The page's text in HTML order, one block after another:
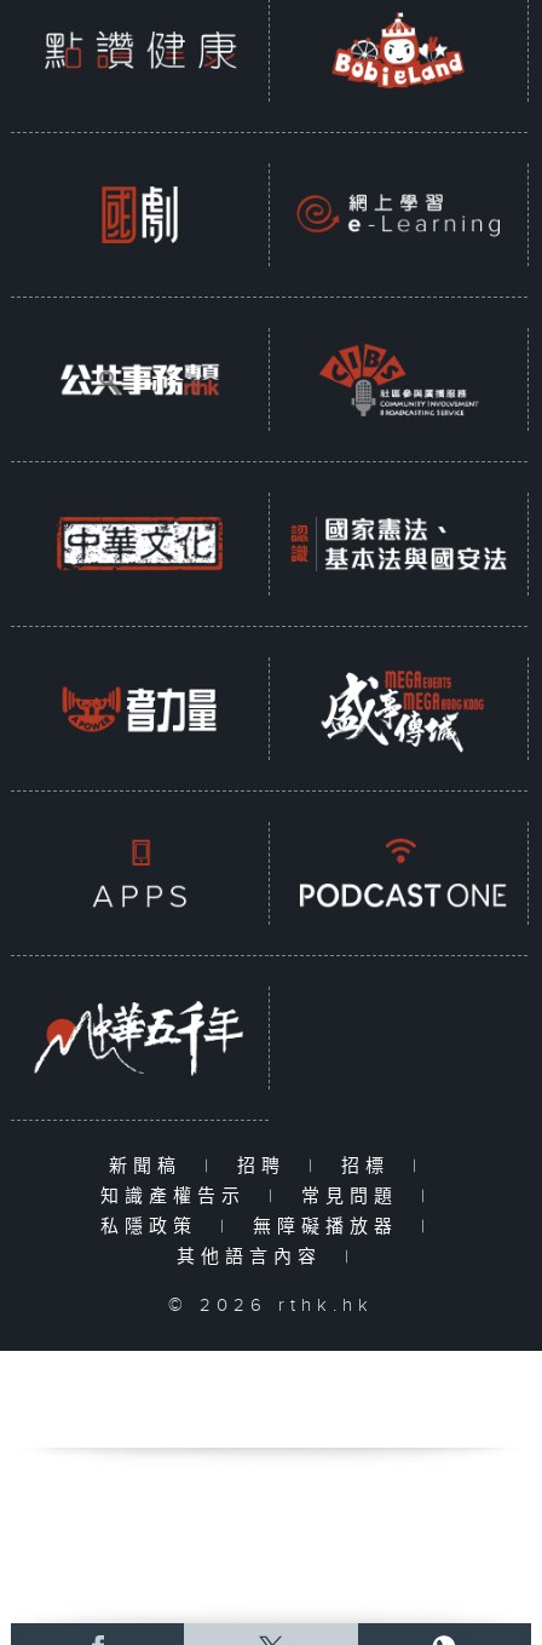
新聞稿 | 招聘 | 招標
|
知識產權告示
| 常見問題
|
私隱政策
| 無障礙播放器
|
其他語言內容
|
© 2026 rthk.hk